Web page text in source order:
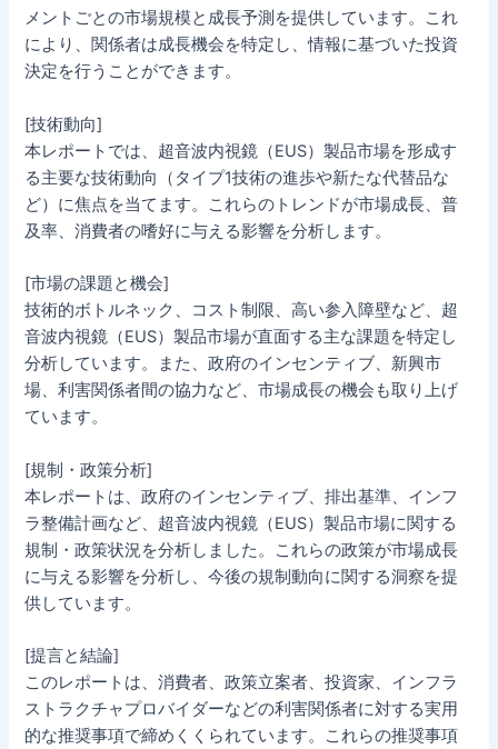
メントごとの市場規模と成長予測を提供しています。これ
により、関係者は成長機会を特定し、情報に基づいた投資
決定を行うことができます。
[技術動向]
本レポートでは、超音波内視鏡（EUS）製品市場を形成す
る主要な技術動向（タイプ1技術の進歩や新たな代替品な
ど）に焦点を当てます。これらのトレンドが市場成長、普
及率、消費者の嗜好に与える影響を分析します。
[市場の課題と機会]
技術的ボトルネック、コスト制限、高い参入障壁など、超
音波内視鏡（EUS）製品市場が直面する主な課題を特定し
分析しています。また、政府のインセンティブ、新興市
場、利害関係者間の協力など、市場成長の機会も取り上げ
ています。
[規制・政策分析]
本レポートは、政府のインセンティブ、排出基準、インフ
ラ整備計画など、超音波内視鏡（EUS）製品市場に関する
規制・政策状況を分析しました。これらの政策が市場成長
に与える影響を分析し、今後の規制動向に関する洞察を提
供しています。
[提言と結論]
このレポートは、消費者、政策立案者、投資家、インフラ
ストラクチャプロバイダーなどの利害関係者に対する実用
的な推奨事項で締めくくられています。これらの推奨事項